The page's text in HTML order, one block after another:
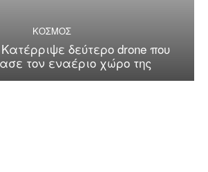
ΚΟΣΜΟΣ
δεύτερο drone που
τον εναέριο χώρο της